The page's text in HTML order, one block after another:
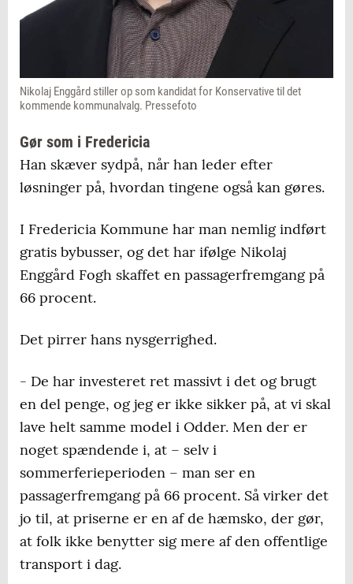
Nikolaj Enggård stiller op som kandidat for Konservative til det
kommende kommunalvalg. Pressefoto
Gør som i Fredericia
Han skæver sydpå, når han leder efter
løsninger på, hvordan tingene også kan gøres.
I Fredericia Kommune har man nemlig indført
gratis bybusser, og det har ifølge Nikolaj
Enggård Fogh skaffet en passagerfremgang på
66 procent.
Det pirrer hans nysgerrighed.
- De har investeret ret massivt i det og brugt
en del penge, og jeg er ikke sikker på, at vi skal
lave helt samme model i Odder. Men der er
noget spændende i, at – selv i
sommerferieperioden – man ser en
passagerfremgang på 66 procent. Så virker det
jo til, at priserne er en af de hæmsko, der gør,
at folk ikke benytter sig mere af den offentlige
transport i dag.